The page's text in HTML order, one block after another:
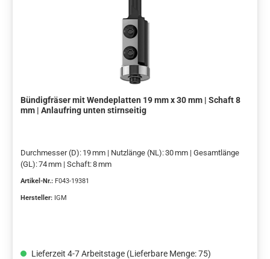
Bündigfräser mit Wendeplatten 19 mm x 30 mm | Schaft 8
mm | Anlaufring unten stirnseitig
Durchmesser (D): 19 mm | Nutzlänge (NL): 30 mm | Gesamtlänge
(GL): 74 mm | Schaft: 8 mm
Artikel-Nr.: F043-19381
Hersteller: IGM
Lieferzeit 4-7 Arbeitstage (Lieferbare Menge: 75)